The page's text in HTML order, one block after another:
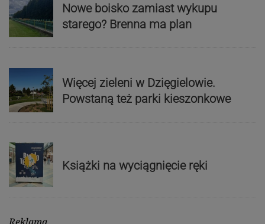
Nowe boisko zamiast wykupu
starego? Brenna ma plan
Więcej zieleni w Dzięgielowie.
Powstaną też parki kieszonkowe
Książki na wyciągnięcie ręki